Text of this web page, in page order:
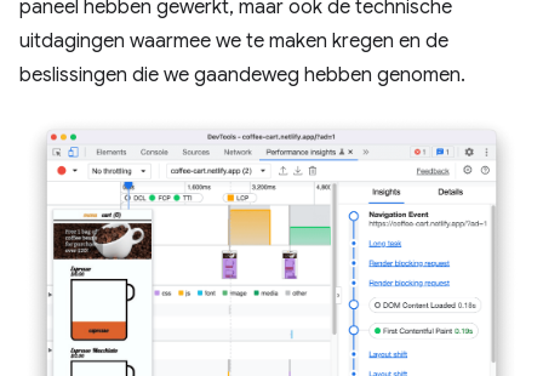
paneel hebben gewerkt, maar ook de technische
uitdagingen waarmee we te maken kregen en de
beslissingen die we gaandeweg hebben genomen.